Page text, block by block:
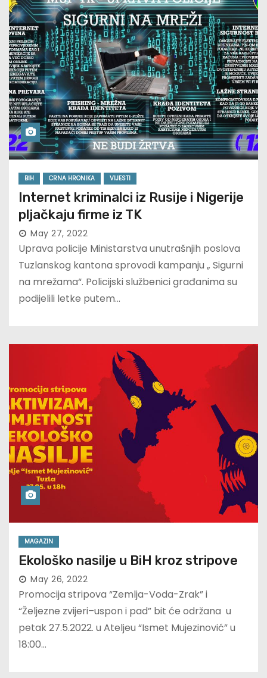
BIH CRNA HRONIKA VIJESTI
Internet kriminalci iz Rusije i Nigerije
pljačkaju firme iz TK
May 27, 2022
Uprava policije Ministarstva unutrašnjih poslova
Tuzlanskog kantona sprovodi kampanju „ Sigurni
na mrežama“. Policijski službenici građanima su
podijelili letke putem…
MAGAZIN
Ekološko nasilje u BiH kroz stripove
May 26, 2022
Promocija stripova “Zemlja-Voda-Zrak” i
“Željezne zvijeri–uspon i pad” bit će održana u
petak 27.5.2022. u Ateljeu “Ismet Mujezinović” u
18:00…